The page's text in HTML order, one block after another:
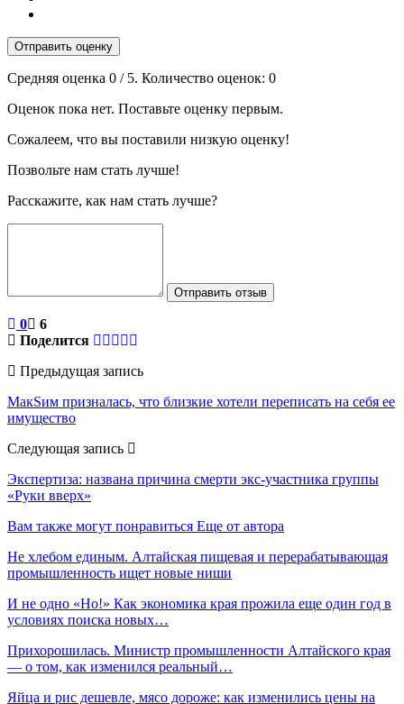
Отправить оценку
Средняя оценка 0 / 5. Количество оценок: 0
Оценок пока нет. Поставьте оценку первым.
Сожалеем, что вы поставили низкую оценку!
Позвольте нам стать лучше!
Расскажите, как нам стать лучше?
Отправить отзыв
0
6
Поделится
Предыдущая запись
МакSим призналась, что близкие хотели переписать на себя ее
имущество
Следующая запись
Экспертиза: названа причина смерти экс-участника группы
«Руки вверх»
Вам также могут понравиться Еще от автора
Не хлебом единым. Алтайская пищевая и перерабатывающая
промышленность ищет новые ниши
И не одно «Но!» Как экономика края прожила еще один год в
условиях поиска новых…
Прихорошилась. Министр промышленности Алтайского края
— о том, как изменился реальный…
Яйца и рис дешевле, мясо дороже: как изменились цены на